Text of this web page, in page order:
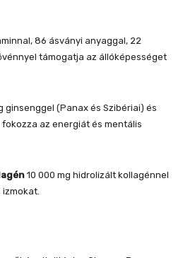
86 ásványi anyaggal, 22
támogatja az állóképességet
ginsenggel (Panax és Szibériai) és
az energiát és mentális
10 000 mg hidrolizált kollagénnel